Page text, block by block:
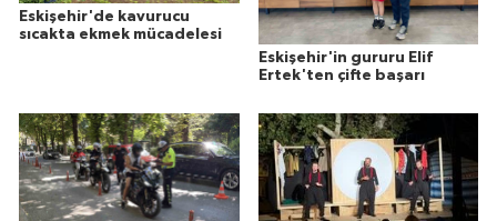
Eskişehir'de kavurucu
sıcakta ekmek mücadelesi
Eskişehir'in gururu Elif
Ertek'ten çifte başarı